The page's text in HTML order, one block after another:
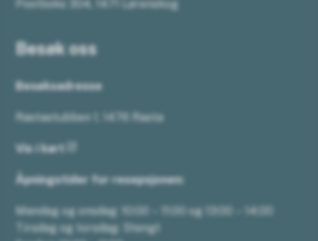
Postboks 304, 1471 Lørenskog
Besøk oss
Besøksadresse
Rastastubben 1, 1476 Rasta
Vis i kart
Åpningstider for resepsjonen:
Mandag og onsdag: 10:00 – 11:00 og 13:00 – 14:00
Tirsdag og torsdag: Stengt